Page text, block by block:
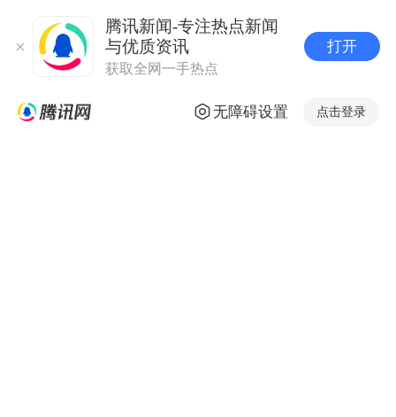
腾讯新闻-专注热点新闻
与优质资讯
获取全网一手热点
打开
无障碍设置 点击登录